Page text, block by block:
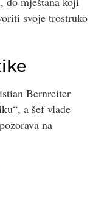
svoje trostruko
Bernreiter
a šef vlade
na